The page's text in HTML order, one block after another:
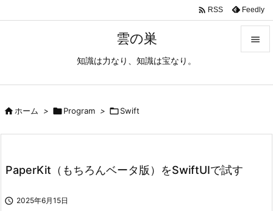
雲の巣
知識は力なり、知識は宝なり。

 RSS Feedly
ホーム > Program > Swift
PaperKit（もちろんベータ版）をSwiftUIで試す
 2025年6月15日